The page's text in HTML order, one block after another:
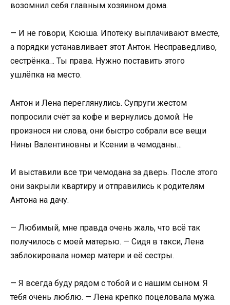
возомнил себя главным хозяином дома.
— И не говори, Ксюша. Ипотеку выплачивают вместе,
а порядки устанавливает этот Антон. Несправедливо,
сестрёнка… Ты права. Нужно поставить этого
ушлёпка на место.
Антон и Лена переглянулись. Супруги жестом
попросили счёт за кофе и вернулись домой. Не
произнося ни слова, они быстро собрали все вещи
Нины Валентиновны и Ксении в чемоданы…
И выставили все три чемодана за дверь. После этого
они закрыли квартиру и отправились к родителям
Антона на дачу.
— Любимый, мне правда очень жаль, что всё так
получилось с моей матерью. — Сидя в такси, Лена
заблокировала номер матери и её сестры.
— Я всегда буду рядом с тобой и с нашим сыном. Я
тебя очень люблю. — Лена крепко поцеловала мужа.